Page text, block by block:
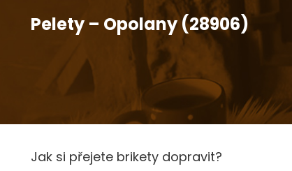
Pelety – Opolany (28906)
Jak si přejete brikety dopravit?